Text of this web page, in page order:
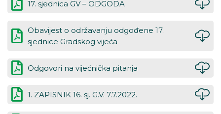
17. sjednica GV – ODGODA
Obavijest o održavanju odgođene 17.
sjednice Gradskog vijeća
Odgovori na vijećnička pitanja
1. ZAPISNIK 16. sj. G.V. 7.7.2022.